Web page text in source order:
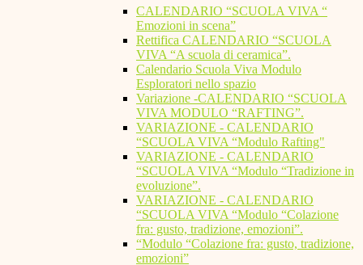
CALENDARIO “SCUOLA VIVA “
Emozioni in scena”
Rettifica CALENDARIO “SCUOLA
VIVA “A scuola di ceramica”.
Calendario Scuola Viva Modulo
Esploratori nello spazio
Variazione -CALENDARIO “SCUOLA
VIVA MODULO “RAFTING”.
VARIAZIONE - CALENDARIO
“SCUOLA VIVA “Modulo Rafting"
VARIAZIONE - CALENDARIO
“SCUOLA VIVA “Modulo “Tradizione in
evoluzione”.
VARIAZIONE - CALENDARIO
“SCUOLA VIVA “Modulo “Colazione
fra: gusto, tradizione, emozioni”.
“Modulo “Colazione fra: gusto, tradizione,
emozioni”